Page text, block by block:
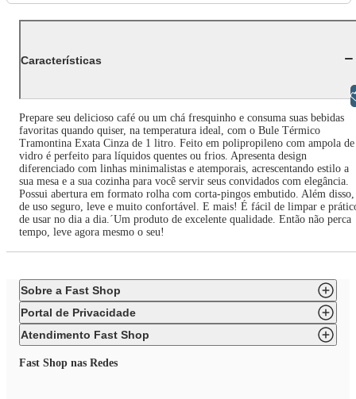
Características
Prepare seu delicioso café ou um chá fresquinho e consuma suas bebidas
favoritas quando quiser, na temperatura ideal, com o Bule Térmico
Tramontina Exata Cinza de 1 litro. Feito em polipropileno com ampola de
vidro é perfeito para líquidos quentes ou frios. Apresenta design
diferenciado com linhas minimalistas e atemporais, acrescentando estilo a
sua mesa e a sua cozinha para você servir seus convidados com elegância.
Possui abertura em formato rolha com corta-pingos embutido. Além disso,
de uso seguro, leve e muito confortável. E mais! É fácil de limpar e
de usar no dia a dia.´Um produto de excelente qualidade. Então não perca
tempo, leve agora mesmo o seu!
Sobre a Fast Shop
Portal de Privacidade
Atendimento Fast Shop
Fast Shop nas Redes
Libras